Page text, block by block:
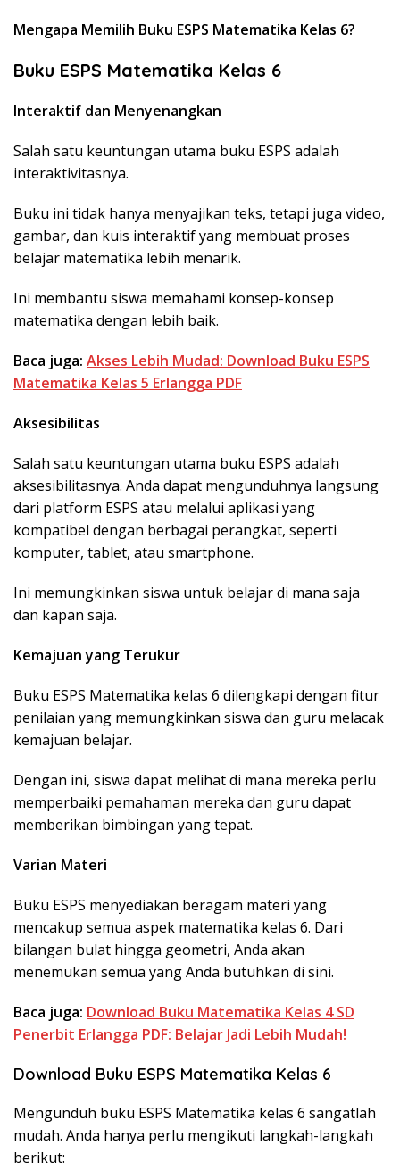
Mengapa Memilih Buku ESPS Matematika Kelas 6?
Buku ESPS Matematika Kelas 6
Interaktif dan Menyenangkan
Salah satu keuntungan utama buku ESPS adalah
interaktivitasnya.
Buku ini tidak hanya menyajikan teks, tetapi juga video,
gambar, dan kuis interaktif yang membuat proses
belajar matematika lebih menarik.
Ini membantu siswa memahami konsep-konsep
matematika dengan lebih baik.
Baca juga: Akses Lebih Mudad: Download Buku ESPS
Matematika Kelas 5 Erlangga PDF
Aksesibilitas
Salah satu keuntungan utama buku ESPS adalah
aksesibilitasnya. Anda dapat mengunduhnya langsung
dari platform ESPS atau melalui aplikasi yang
kompatibel dengan berbagai perangkat, seperti
komputer, tablet, atau smartphone.
Ini memungkinkan siswa untuk belajar di mana saja
dan kapan saja.
Kemajuan yang Terukur
Buku ESPS Matematika kelas 6 dilengkapi dengan fitur
penilaian yang memungkinkan siswa dan guru melacak
kemajuan belajar.
Dengan ini, siswa dapat melihat di mana mereka perlu
memperbaiki pemahaman mereka dan guru dapat
memberikan bimbingan yang tepat.
Varian Materi
Buku ESPS menyediakan beragam materi yang
mencakup semua aspek matematika kelas 6. Dari
bilangan bulat hingga geometri, Anda akan
menemukan semua yang Anda butuhkan di sini.
Baca juga: Download Buku Matematika Kelas 4 SD
Penerbit Erlangga PDF: Belajar Jadi Lebih Mudah!
Download Buku ESPS Matematika Kelas 6
Mengunduh buku ESPS Matematika kelas 6 sangatlah
mudah. Anda hanya perlu mengikuti langkah-langkah
berikut: